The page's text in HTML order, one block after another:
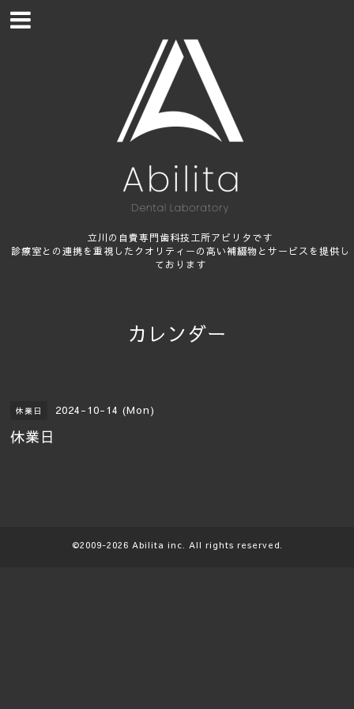
立川の自費専門歯科技工所アビリタです
診療室との連携を重視したクオリティーの高い補綴物とサービスを提供し
ております
カレンダー
休業日 2024-10-14 (Mon)
休業日
©2009-2026 Abilita inc. All rights reserved.